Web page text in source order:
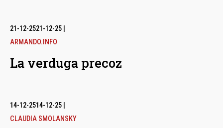
21-12-2521-12-25
ARMANDO.INFO
La verduga precoz
14-12-2514-12-25
CLAUDIA SMOLANSKY